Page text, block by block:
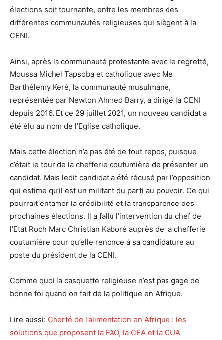
élections soit tournante, entre les membres des
différentes communautés religieuses qui siègent à la
CENI.
Ainsi, après la communauté protestante avec le regretté,
Moussa Michel Tapsoba et catholique avec Me
Barthélemy Keré, la communauté musulmane,
représentée par Newton Ahmed Barry, a dirigé la CENI
depuis 2016. Et ce 29 juillet 2021, un nouveau candidat a
été élu au nom de l’Eglise catholique.
Mais cette élection n’a pas été de tout repos, puisque
c’était le tour de la chefferie coutumière de présenter un
candidat. Mais ledit candidat a été récusé par l’opposition
qui estime qu’il est un militant du parti au pouvoir. Ce qui
pourrait entamer la crédibilité et la transparence des
prochaines élections. Il a fallu l’intervention du chef de
l’Etat Roch Marc Christian Kaboré auprès de la chefferie
coutumière pour qu’elle renonce à sa candidature au
poste du président de la CENI.
Comme quoi la casquette religieuse n’est pas gage de
bonne foi quand on fait de la politique en Afrique.
Lire aussi: Cherté de l’alimentation en Afrique : les
solutions que proposent la FAO, la CEA et la CUA